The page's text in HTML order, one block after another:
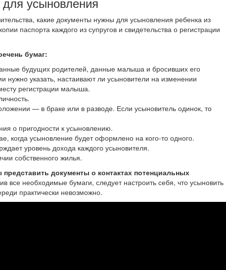
какие документы нужны для усыновления ребенка из
паспорта каждого из супругов и свидетельства о регистрации
бумаг:
будущих родителей, данные малыша и бросивших его
нужно указать, настаивают ли усыновители на изменении
регистрации малыша.
— в браке или в разводе. Если усыновитель одинок, то
о пригодности к усыновлению.
когда усыновление будет оформлено на кого-то одного.
уровень дохода каждого усыновителя.
собственного жилья.
документы о контактах потенциальных
все необходимые бумаги, следует настроить себя, что усыновить
практически невозможно.